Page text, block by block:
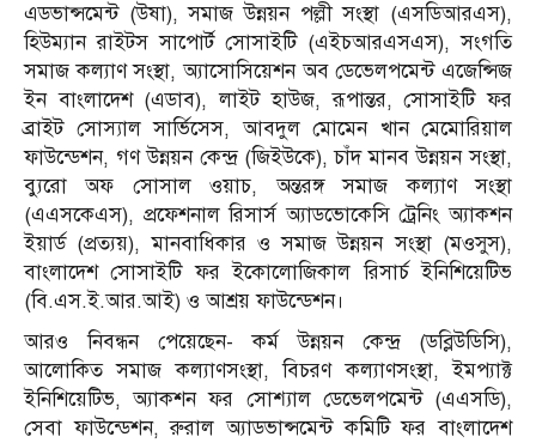
এডভান্সমেন্ট (উষা), সমাজ উন্নয়ন পল্লী সংস্থা (এসডিআরএস),
হিউম্যান রাইটস সাপোর্ট সোসাইটি (এইচআরএসএস), সংগতি
সমাজ কল্যাণ সংস্থা, অ্যাসোসিয়েশন অব ডেভেলপমেন্ট এজেন্সিজ
ইন বাংলাদেশ (এডাব), লাইট হাউজ, রূপান্তর, সোসাইটি ফর
ব্রাইট সোস্যাল সার্ভিসেস, আবদুল মোমেন খান মেমোরিয়াল
ফাউন্ডেশন, গণ উন্নয়ন কেন্দ্র (জিইউকে), চাঁদ মানব উন্নয়ন সংস্থা,
ব্যুরো অফ সোসাল ওয়াচ, অন্তরঙ্গ সমাজ কল্যাণ সংস্থা
(এএসকেএস), প্রফেশনাল রিসার্স অ্যাডভোকেসি ট্রেনিং অ্যাকশন
ইয়ার্ড (প্রত্যয়), মানবাধিকার ও সমাজ উন্নয়ন সংস্থা (মওসুস),
বাংলাদেশ সোসাইটি ফর ইকোলোজিকাল রিসার্চ ইনিশিয়েটিভ
(বি.এস.ই.আর.আই) ও আশ্রয় ফাউন্ডেশন।
আরও নিবন্ধন পেয়েছেন- কর্ম উন্নয়ন কেন্দ্র (ডব্লিউডিসি),
আলোকিত সমাজ কল্যাণসংস্থা, বিচরণ কল্যাণসংস্থা, ইমপ্যাক্ট
ইনিশিয়েটিভ, অ্যাকশন ফর সোশ্যাল ডেভেলপমেন্ট (এএসডি),
সেবা ফাউন্ডেশন, রুরাল অ্যাডভান্সমেন্ট কমিটি ফর বাংলাদেশ